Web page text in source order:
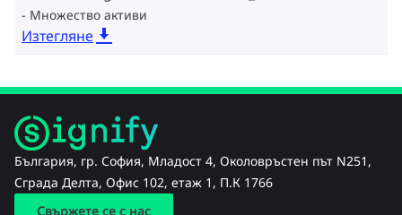
Множество активи
Изтегляне
България, гр. София, Младост 4, Околовръстен път N251,
Сграда Делта, Офис 102, етаж 1, П.К 1766
Свържете се с нас